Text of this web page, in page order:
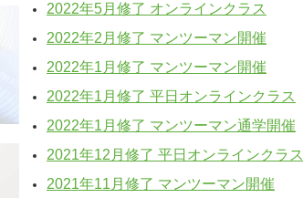
2022年5月修了 オンラインクラス
2022年2月修了 マンツーマン開催
2022年1月修了 マンツーマン開催
2022年1月修了 平日オンラインクラス
2022年1月修了 マンツーマン通学開催
2021年12月修了 平日オンラインクラス
2021年11月修了 マンツーマン開催